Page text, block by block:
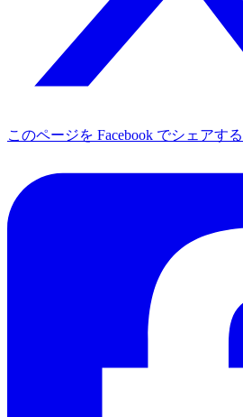
このページを Facebook でシェアする